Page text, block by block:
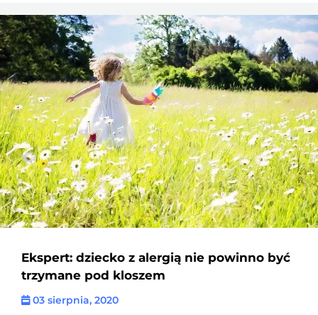
Ekspert: dziecko z alergią nie powinno być
trzymane pod kloszem
03 sierpnia, 2020